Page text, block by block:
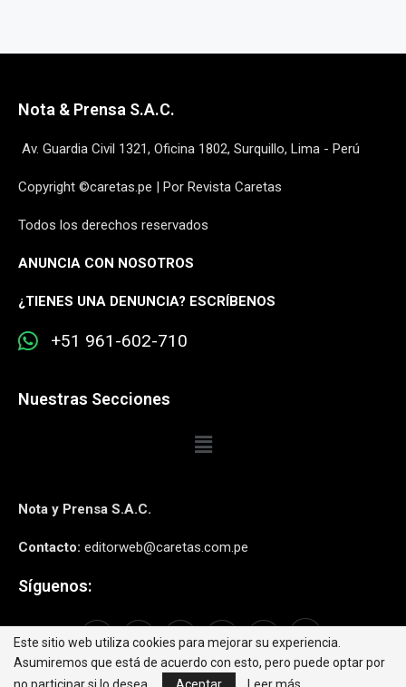
Nota & Prensa S.A.C.
Av. Guardia Civil 1321, Oficina 1802, Surquillo, Lima - Perú
Copyright ©caretas.pe | Por Revista Caretas
Todos los derechos reservados
ANUNCIA CON NOSOTROS
¿TIENES UNA DENUNCIA? ESCRÍBENOS
+51 961-602-710
Nuestras Secciones
Nota y Prensa S.A.C.
Contacto: editorweb@caretas.com.pe
Síguenos:
Este sitio web utiliza cookies para mejorar su experiencia.
Asumiremos que está de acuerdo con esto, pero puede optar por